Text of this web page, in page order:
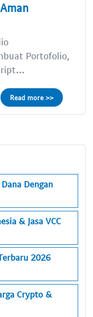
Portofolio,
Read more >>
Dengan
& Jasa VCC
2026
Crypto &